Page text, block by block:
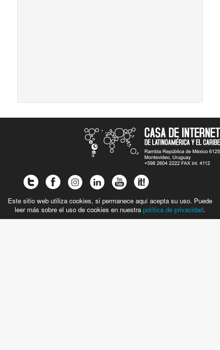
Este sitio web utiliza cookies, si permanece aquí acepta su uso. Puede
leer más sobre el uso de cookies en nuestra política de privacidad.